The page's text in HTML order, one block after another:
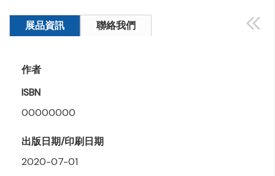
展品資訊 聯絡我們
作者
ISBN
00000000
出版日期/印刷日期
2020-07-01